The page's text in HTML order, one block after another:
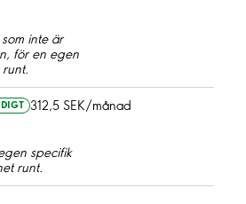
inte är
för en egen
312,5 SEK/månad
specifik
runt.